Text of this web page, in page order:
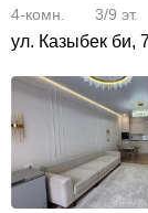
4-комн. 3/9 эт.
ул. Казыбек би,